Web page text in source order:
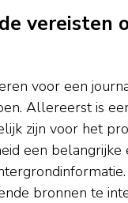
vereisten
voor een
Allereerst is
zijn voor het
een belangrijke
bronnen te